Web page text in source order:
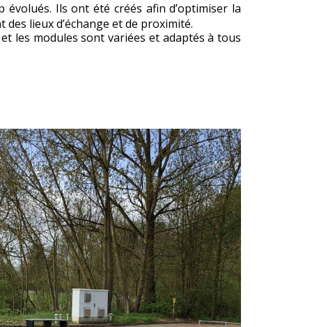
Ils ont été créés afin d’optimiser la
lieux d’échange et de proximité.
les modules sont variées et adaptés à tous